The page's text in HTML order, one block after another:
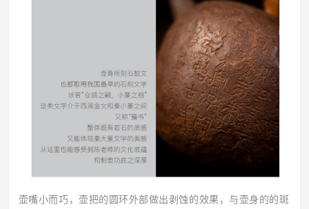
壶嘴小而巧，壶把的圆环外部做出剥蚀的效果，与壶身的的斑